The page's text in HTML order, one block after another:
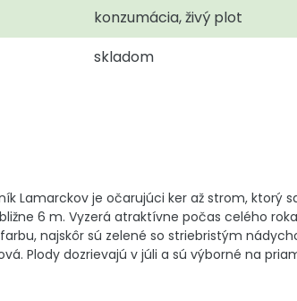
konzumácia, živý plot
skladom
Lamarckov je očarujúci ker až strom, ktorý
6 m. Vyzerá atraktívne počas celého
najskôr sú zelené so striebristým
Plody dozrievajú v júli a sú výborné na